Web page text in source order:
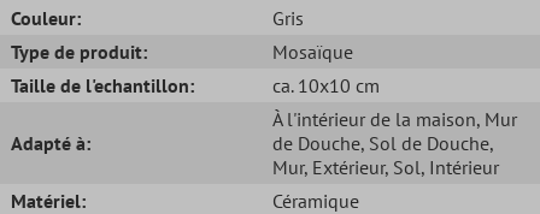
Couleur:
Gris
Type de produit:
Mosaïque
Taille de l'echantillon:
ca. 10x10 cm
Adapté à:
À l'intérieur de la maison, Mur
de Douche, Sol de Douche,
Mur, Extérieur, Sol, Intérieur
Matériel:
Céramique